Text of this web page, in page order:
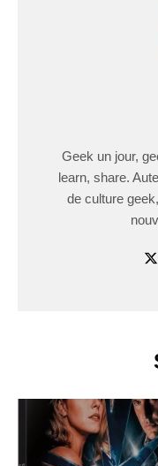
Geek un jour,
learn, share.
de culture